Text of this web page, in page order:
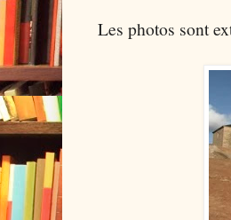
Les photos sont